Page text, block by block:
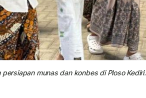
persiapan munas dan konbes di Ploso Kediri.